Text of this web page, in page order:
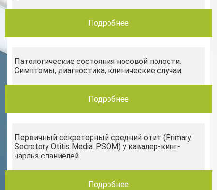
Подробнее
Патологические состояния носовой полости.
Симптомы, диагностика, клинические случаи
Подробнее
Первичный секреторный средний отит (Primary
Secretory Otitis Media, PSOM) у кавалер-кинг-
чарльз спаниелей
Подробнее